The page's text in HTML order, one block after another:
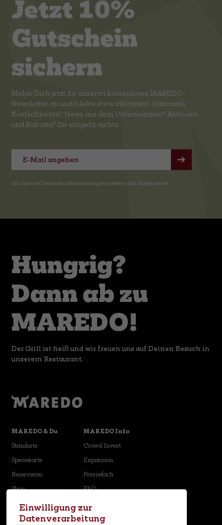
Einwilligung zur
Datenverarbeitung
Hungrig?
Dann ab zu
MAREDO!
Der Grill ist heiß und wir freuen uns auf Deinen Besuch in
unserem Restaurant.
MAREDO & Du
Standorte
Speisekarte
Reservieren
Shop
Karriere
MAREDO Info
Crowd Invest
Expansion
Pressefach
FAQ
Jetzt 10%
Gutschein
sichern
Melde Dich jetzt für unseren kostenlosen MAREDO-
Newsletter an und bleibe stets informiert. Saisonale
Köstlichkeiten? News aus dem Unternehmen? Aktionen
und Rabatte? Dir entgeht nichts.
Ich habe dieDatenschutzbestimmungen gelesen und akzeptiere sie.